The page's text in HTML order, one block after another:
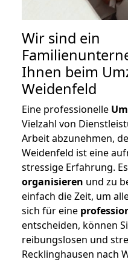
Wir sind ein
Ihnen beim
Weidenfeld
Eine professionelle
Vielzahl von
Arbeit abzunehmen,
Weidenfeld ist eine
stressige Erfahrung.
organisieren und zu
einfach die Zeit, um
sich für eine
entscheiden, können
reibungslosen und
Recklinghausen nach